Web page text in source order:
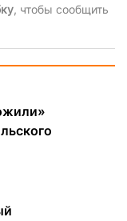
, чтобы сообщить